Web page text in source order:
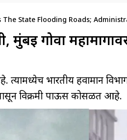
State Flooding Roads;
मुंबई गोवा
भारतीय हवामान
विक्रमी पाऊस कोसळत आहे.